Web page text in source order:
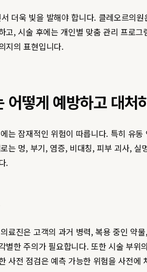
더욱 빛을 발해야 합니다. 클레오르의
고, 시술 후에는 개인별 맞춤 관리 프로
지의 표현입니다.
떻게 예방하고 대처
는 잠재적인 위험이 따릅니다. 특히 유
는 멍, 부기, 염증, 비대칭, 피부 괴사,
.
료진은 고객의 과거 병력, 복용 중인 약
한 주의가 필요합니다. 또한 시술 부
사전 점검은 예측 가능한 위험을 사전에